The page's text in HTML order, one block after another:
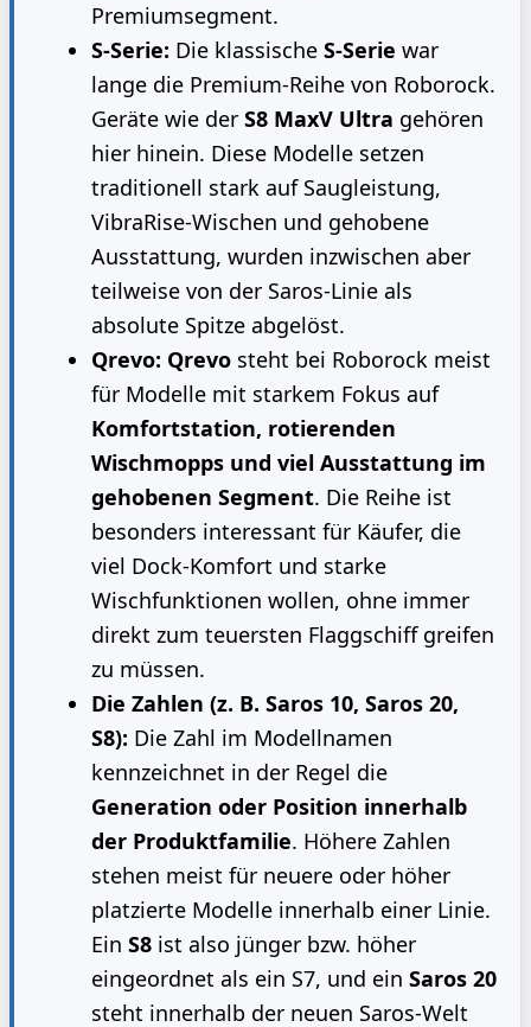
Premiumsegment.
S-Serie: Die klassische S-Serie war
lange die Premium-Reihe von Roborock.
Geräte wie der S8 MaxV Ultra gehören
hier hinein. Diese Modelle setzen
traditionell stark auf Saugleistung,
VibraRise-Wischen und gehobene
Ausstattung, wurden inzwischen aber
teilweise von der Saros-Linie als
absolute Spitze abgelöst.
Qrevo: Qrevo steht bei Roborock meist
für Modelle mit starkem Fokus auf
Komfortstation, rotierenden
Wischmopps und viel Ausstattung im
gehobenen Segment. Die Reihe ist
besonders interessant für Käufer, die
viel Dock-Komfort und starke
Wischfunktionen wollen, ohne immer
direkt zum teuersten Flaggschiff greifen
zu müssen.
Die Zahlen (z. B. Saros 10, Saros 20,
S8): Die Zahl im Modellnamen
kennzeichnet in der Regel die
Generation oder Position innerhalb
der Produktfamilie. Höhere Zahlen
stehen meist für neuere oder höher
platzierte Modelle innerhalb einer Linie.
Ein S8 ist also jünger bzw. höher
eingeordnet als ein S7, und ein Saros 20
steht innerhalb der neuen Saros-Welt